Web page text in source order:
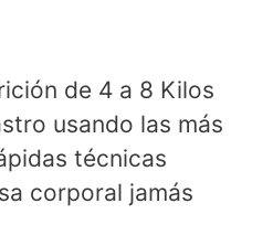
de 4 a 8 Kilos
usando las más
técnicas
corporal jamás